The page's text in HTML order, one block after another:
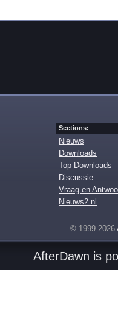
Sections:
Nieuws
Downloads
Top Downloads
Discussie
Vraag en
Nieuws2.nl
© 1999-2026
AfterDawn is